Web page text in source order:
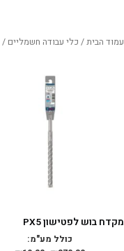
עמוד הבית/ כלי עבודה חשמליים /
מקדח בוש לפטישון PX5
כולל מע"מ: